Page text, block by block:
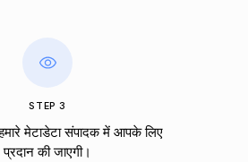
STEP 3
मेटाडेटा संपादक में आपके लिए
प्रदान की जाएगी।